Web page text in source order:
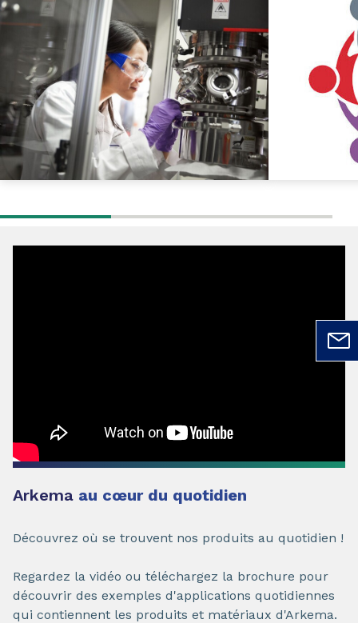
Arkema au cœur du quotidien
Découvrez où se trouvent nos produits au quotidien !
Regardez la vidéo ou téléchargez la brochure pour
découvrir des exemples d'applications quotidiennes
qui contiennent les produits et matériaux d'Arkema.